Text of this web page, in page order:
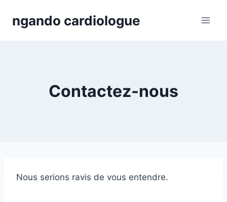
ngando cardiologue
Contactez-nous
Nous serions ravis de vous entendre.